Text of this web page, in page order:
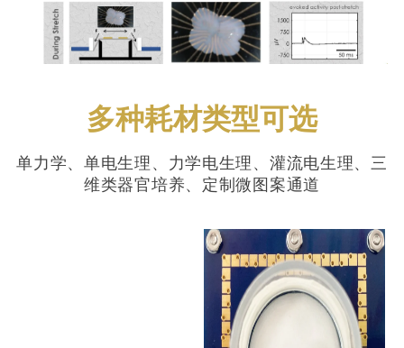
多种耗材类型可选
单力学、单电生理、力学电生理、灌流电生理、三
维类器官培养、定制微图案通道